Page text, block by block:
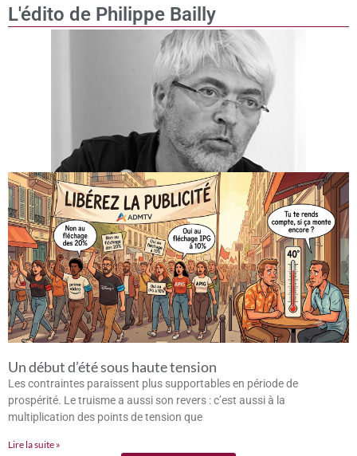
L'édito de Philippe Bailly
Un début d’été sous haute tension
Les contraintes paraissent plus supportables en période de
prospérité. Le truisme a aussi son revers : c’est aussi à la
multiplication des points de tension que
Lire la suite »